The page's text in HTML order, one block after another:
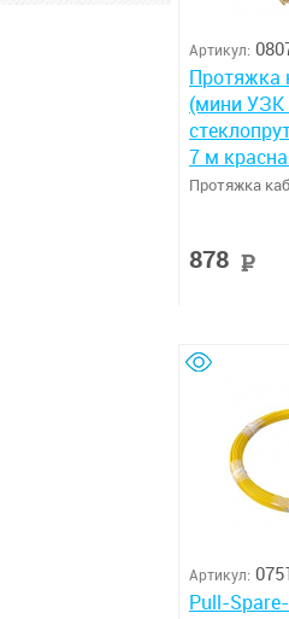
Артикул:
Протяжка
(мини УЗК
7 м
Протяжка
878
Артикул:
Pull-